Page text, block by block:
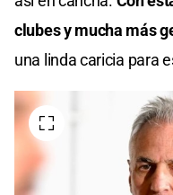
clubes y mucha más
una linda caricia para